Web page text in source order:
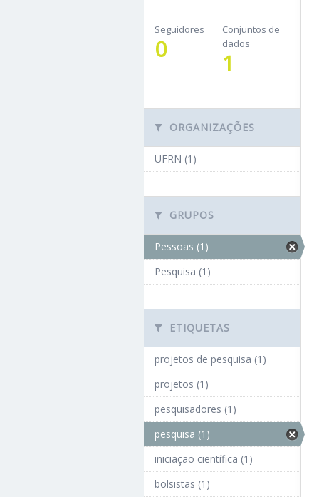
Seguidores
0
Conjuntos de
dados
1
ORGANIZAÇÕES
UFRN (1)
GRUPOS
Pessoas (1)
Pesquisa (1)
ETIQUETAS
projetos de pesquisa (1)
projetos (1)
pesquisadores (1)
pesquisa (1)
iniciação científica (1)
bolsistas (1)